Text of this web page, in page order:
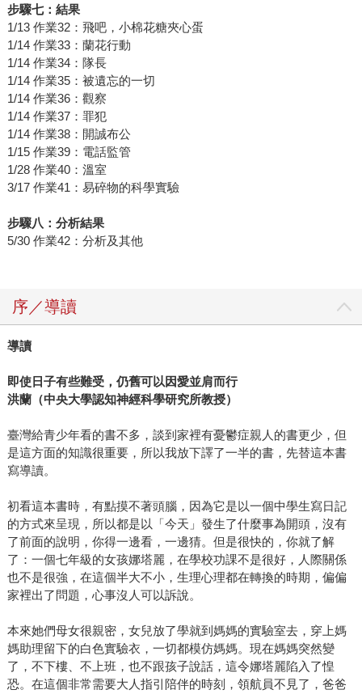
步驟七：結果
1/13 作業32：飛吧，小棉花糖夾心蛋
1/14 作業33：蘭花行動
1/14 作業34：隊長
1/14 作業35：被遺忘的一切
1/14 作業36：觀察
1/14 作業37：罪犯
1/14 作業38：開誠布公
1/15 作業39：電話監管
1/28 作業40：溫室
3/17 作業41：易碎物的科學實驗
步驟八：分析結果
5/30 作業42：分析及其他
序／導讀
導讀
即使日子有些難受，仍舊可以因愛並肩而行
洪蘭（中央大學認知神經科學研究所教授）
臺灣給青少年看的書不多，談到家裡有憂鬱症親人的書更少，但
是這方面的知識很重要，所以我放下譯了一半的書，先替這本書
寫導讀。
初看這本書時，有點摸不著頭腦，因為它是以一個中學生寫日記
的方式來呈現，所以都是以「今天」發生了什麼事為開頭，沒有
了前面的說明，你得一邊看，一邊猜。但是很快的，你就了解
了：一個七年級的女孩娜塔麗，在學校功課不是很好，人際關係
也不是很強，在這個半大不小，生理心理都在轉換的時期，偏偏
家裡出了問題，心事沒人可以訴說。
本來她們母女很親密，女兒放了學就到媽媽的實驗室去，穿上媽
媽助理留下的白色實驗衣，一切都模仿媽媽。現在媽媽突然變
了，不下樓、不上班，也不跟孩子說話，這令娜塔麗陷入了惶
恐。在這個非常需要大人指引陪伴的時刻，領航員不見了，爸爸